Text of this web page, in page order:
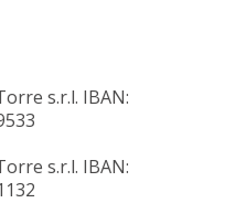
s.r.l. IBAN:
s.r.l. IBAN: